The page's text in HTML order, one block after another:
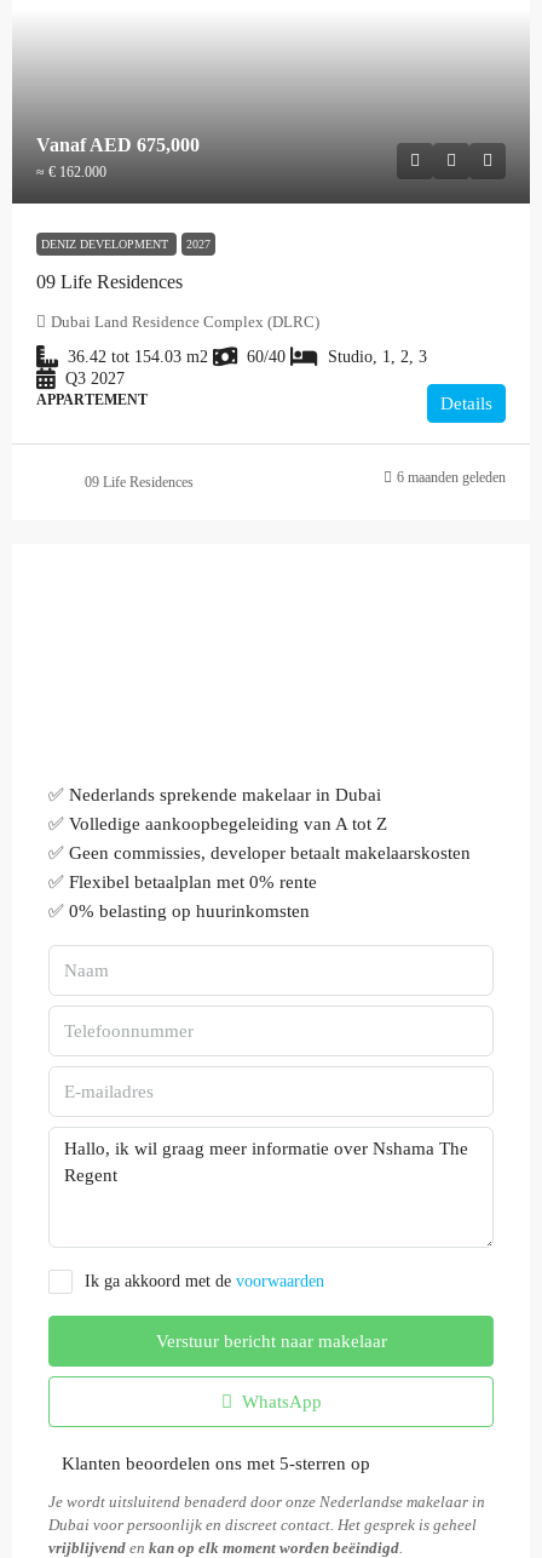
VanafAED 675,000
≈ € 162.000
DENIZ DEVELOPMENT 2027
09 Life Residences
Dubai Land Residence Complex (DLRC)
36.42 tot 154.03 m2 60/40
Studio, 1, 2, 3
Q3 2027
APPARTEMENT Details
09 Life Residences 6 maanden geleden
✅ Nederlands sprekende makelaar in Dubai
✅ Volledige aankoopbegeleiding van A tot Z
✅ Geen commissies, developer betaalt makelaarskosten
✅ Flexibel betaalplan met 0% rente
✅ 0% belasting op huurinkomsten
Ik ga akkoord met de voorwaarden
Verstuur bericht naar makelaar
WhatsApp
Klanten beoordelen ons met 5-sterren op
Je wordt uitsluitend benaderd door onze Nederlandse makelaar in
Dubai voor persoonlijk en discreet contact. Het gesprek is geheel
vrijblijvend en kan op elk moment worden beëindigd